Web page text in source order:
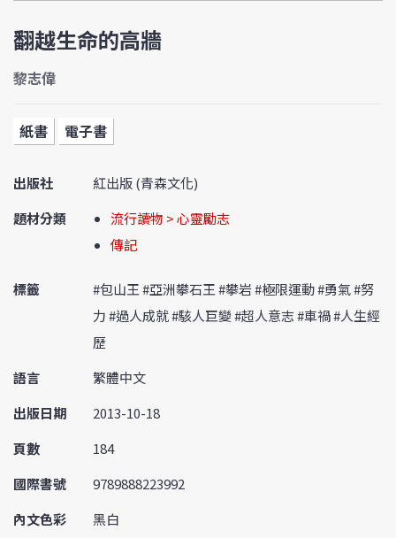
翻越生命的高牆
黎志偉
紙書 電子書
出版社
紅出版 (青森文化)
題材分類
流行讀物 > 心靈勵志
傳記
標籤
#包山王 #亞洲攀石王 #攀岩 #極限運動 #勇氣 #努
力 #過人成就 #駭人巨變 #超人意志 #車禍 #人生經
歷
語言
繁體中文
出版日期
2013-10-18
頁數
184
國際書號
9789888223992
內文色彩
黑白